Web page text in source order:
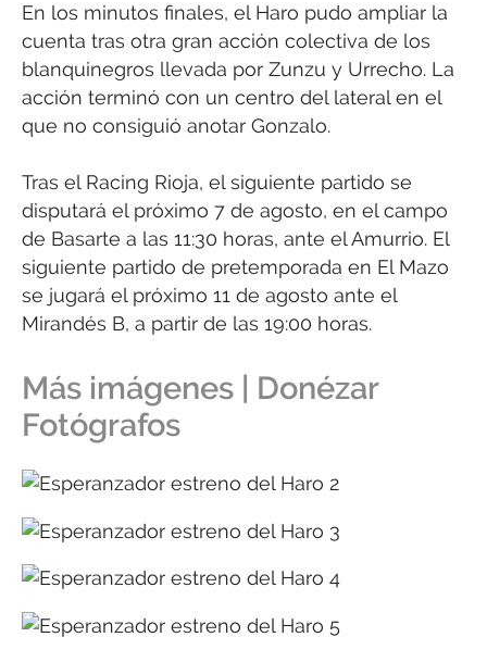
En los minutos finales, el Haro pudo ampliar la
cuenta tras otra gran acción colectiva de los
blanquinegros llevada por Zunzu y Urrecho. La
acción terminó con un centro del lateral en el
que no consiguió anotar Gonzalo.
Tras el Racing Rioja, el siguiente partido se
disputará el próximo 7 de agosto, en el campo
de Basarte a las 11:30 horas, ante el Amurrio. El
siguiente partido de pretemporada en El Mazo
se jugará el próximo 11 de agosto ante el
Mirandés B, a partir de las 19:00 horas.
Más imágenes | Donézar
Fotógrafos